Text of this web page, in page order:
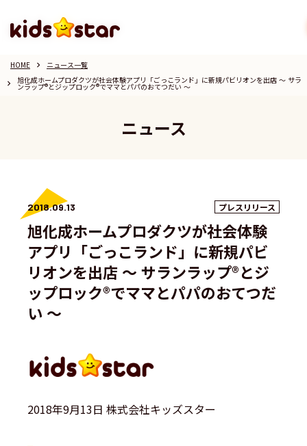
HOME keyboard_arrow_right ニュース一覧
keyboard_arrow_right 旭化成ホームプロダクツが社会体験アプリ「ごっこランド」に新規パビリオンを出店 〜 サラ
ンラップ®とジップロック®でママとパパのおてつだい 〜
ニュース
2018.09.13 プレスリリース
旭化成ホームプロダクツが社会体験
アプリ「ごっこランド」に新規パビ
リオンを出店 〜 サランラップ®とジ
ップロック®でママとパパのおてつだ
い 〜
2018年9月13日 株式会社キッズスター